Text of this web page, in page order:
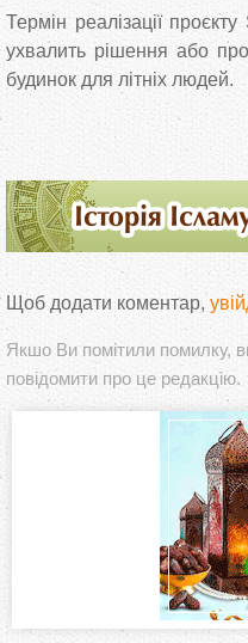
Термін реалізації
ухвалить рішення або
будинок для літніх людей.
Щоб додати коментар,
Якшо Ви помітили помилку,
повідомити про це редакцію.